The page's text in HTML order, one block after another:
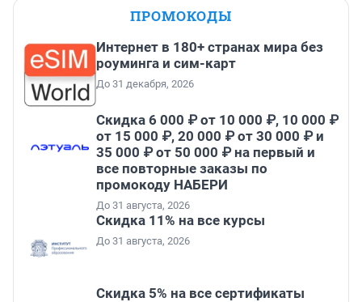
ПРОМОКОДЫ
Интернет в 180+ странах мира без
роуминга и сим-карт
До 31 декабря, 2026
Скидка 6 000 ₽ от 10 000 ₽, 10 000 ₽
от 15 000 ₽, 20 000 ₽ от 30 000 ₽ и
35 000 ₽ от 50 000 ₽ на первый и
все повторные заказы по
промокоду НАБЕРИ
До 31 августа, 2026
Скидка 11% на все курсы
До 31 августа, 2026
Скидка 5% на все сертификаты